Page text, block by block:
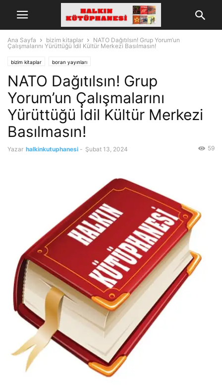
Ana Sayfa bizim kitaplar
NATO Dağıtılsın! Grup Yorum’un
Çalışmalarını Yürüttüğü İdil Kültür Merkezi Basılmasın!
bizim kitaplar boran yayınları
NATO Dağıtılsın! Grup
Yorum’un Çalışmalarını
Yürüttüğü İdil Kültür Merkezi
Basılmasın!
Yazar halkinkutuphanesi - Şubat 13, 2024 59